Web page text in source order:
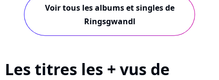
Voir tous les albums et singles de
Ringsgwandl
Les titres les + vus de